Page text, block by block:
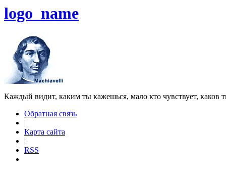
logo_name
Каждый видит, каким ты кажешься, мало кто чувствует, каков
Обратная связь
|
Карта сайта
|
RSS